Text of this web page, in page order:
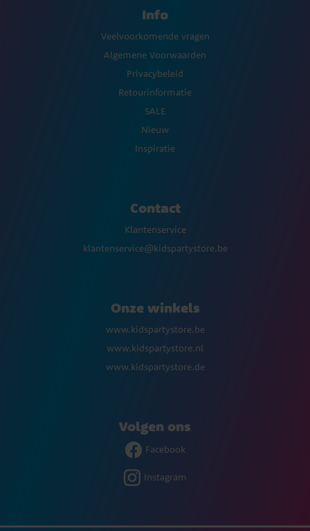
Info
Veelvoorkomende vragen
Algemene Voorwaarden
Privacybeleid
Retourinformatie
SALE
Nieuw
Inspiratie
Contact
Klantenservice
klantenservice@kidspartystore.be
Onze winkels
www.kidspartystore.be
www.kidspartystore.nl
www.kidspartystore.de
Volgen ons
Facebook
Instagram